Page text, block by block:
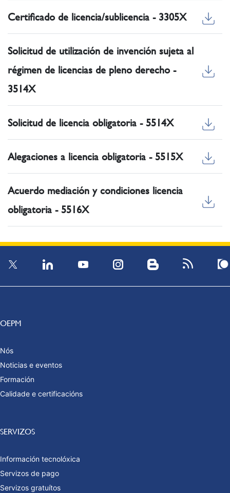
Certificado de licencia/sublicencia - 3305X
Solicitud de utilización de invención sujeta al
régimen de licencias de pleno derecho -
3514X
Solicitud de licencia obligatoria - 5514X
Alegaciones a licencia obligatoria - 5515X
Acuerdo mediación y condiciones licencia
obligatoria - 5516X
OEPM
Nós
Noticias e eventos
Formación
Calidade e certificacións
SERVIZOS
Información tecnolóxica
Servizos de pago
Servizos gratuítos